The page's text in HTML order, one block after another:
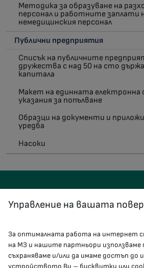
Методика за образуване на
персонал и работните заплати
немедицинския персонал
Публични предприятия
Списък на публичните
дружества с над 50 на сто
капитала
Макет на единната
указания за попълване
Образци на документи и
уредба
Насоки
КОНТАКТИ
Управление на вашата
За оптималната работа на интернет
на МЗ и нашите партньори използваме
съхраняваме и/или да имаме достъп до
устройството Ви – бисквитки или